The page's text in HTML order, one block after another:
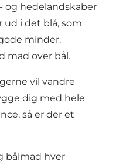
og hedelandskaber
ud i det blå, som
minder.
mad over bål.
vil vandre
dig med hele
så er der et
bålmad hver